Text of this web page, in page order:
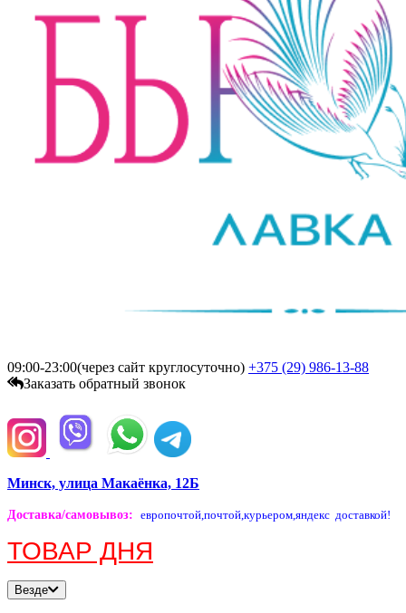
09:00-23:00(через сайт круглосуточно) +375 (29) 986-13-88
Заказать обратный звонок
Минск, улица Макаёнка, 12Б
Доставка/самовывоз: европочтой,почтой,курьером,яндекс доставкой!
ТОВАР ДНЯ
Везде